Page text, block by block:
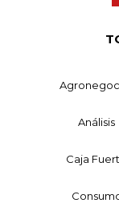
Análisis
Caja